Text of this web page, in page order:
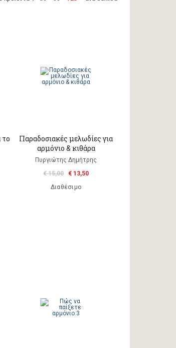
το
Παραδοσιακές μελωδίες για
αρμόνιο & κιθάρα
Πυργιώτης Δημήτρης
€ 15,00
€ 13,50
Διαθέσιμο